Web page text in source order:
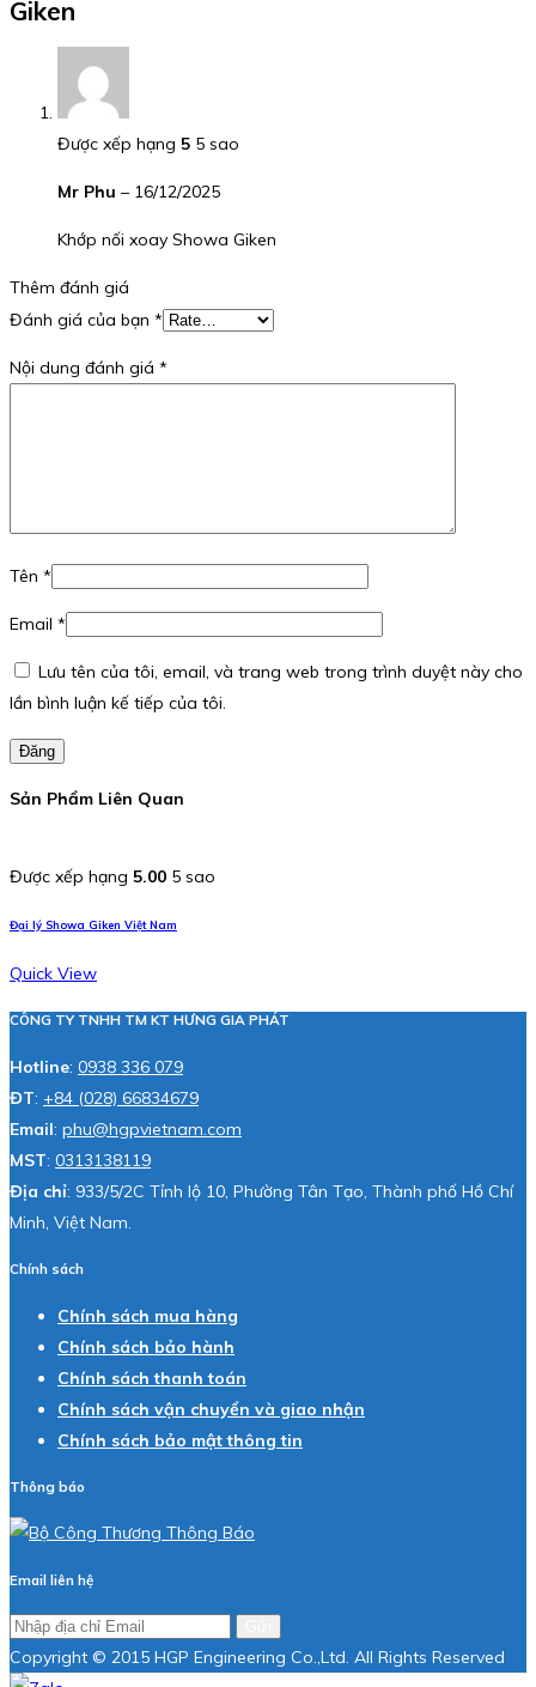
Giken
Được xếp hạng 5 5 sao
Mr Phu – 16/12/2025
Khớp nối xoay Showa Giken
Thêm đánh giá
Đánh giá của bạn *
Nội dung đánh giá *
Tên *
Email *
Lưu tên của tôi, email, và trang web trong trình duyệt này cho
lần bình luận kế tiếp của tôi.
Đăng
Sản Phẩm Liên Quan
Được xếp hạng 5.00 5 sao
Đại lý Showa Giken Việt Nam
Quick View
CÔNG TY TNHH TM KT HƯNG GIA PHÁT
Hotline: 0938 336 079
ĐT: +84 (028) 66834679
Email: phu@hgpvietnam.com
MST: 0313138119
Địa chỉ: 933/5/2C Tỉnh lộ 10, Phường Tân Tạo, Thành phố Hồ Chí
Minh, Việt Nam.
Chính sách
Chính sách mua hàng
Chính sách bảo hành
Chính sách thanh toán
Chính sách vận chuyển và giao nhận
Chính sách bảo mật thông tin
Thông báo
Email liên hệ
Copyright © 2015 HGP Engineering Co.,Ltd. All Rights Reserved